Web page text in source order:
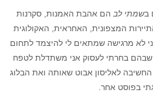
בשמתי לב הם אהבת האמנות, סקרנות
המצפונית, האחראית, האקולוגית
לא מרגישה שמתאים לי להיצמד לתחום
בחרתי לעסוק אני משתדלת לטפח
לאליסון אבוט שאותה ואת הבלוג
בפוסט אחר.